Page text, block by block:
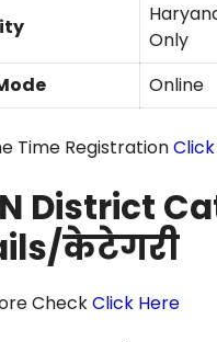
Only
Online
Time Registration
District
केटेगरी
CheckClick Here